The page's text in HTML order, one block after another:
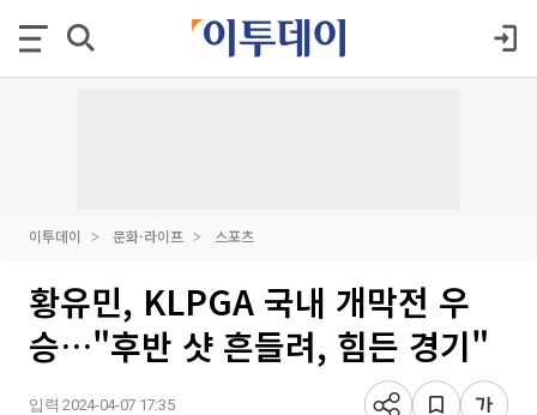
이투데이 문화·라이프 스포츠
황유민, KLPGA 국내 개막전 우
승…"후반 샷 흔들려, 힘든 경기"
입력 2024-04-07 17:35